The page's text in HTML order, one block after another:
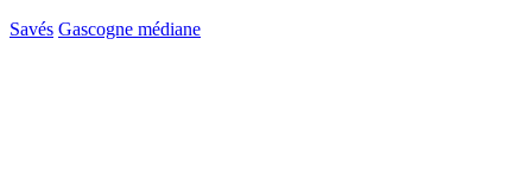
Savés Gascogne médiane